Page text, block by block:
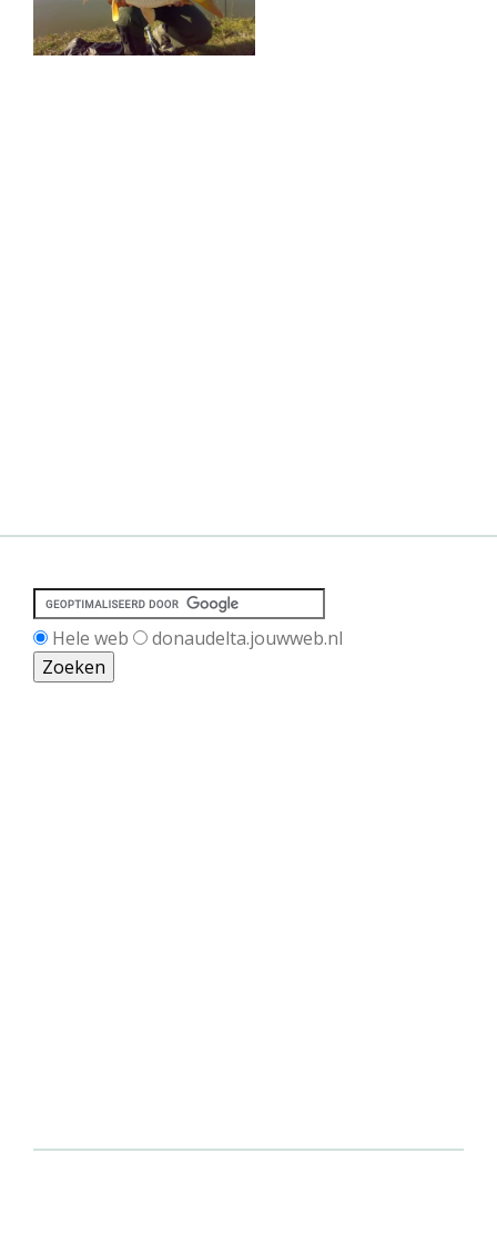
Hele web donaudelta.jouwweb.nl